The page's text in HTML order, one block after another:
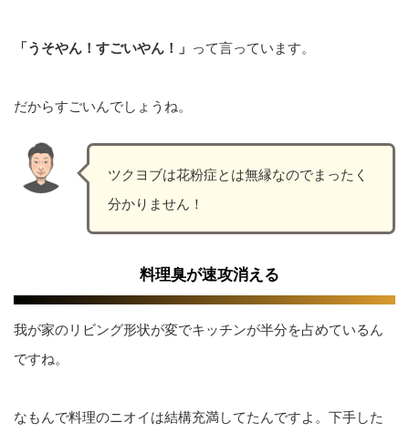
「うそやん！すごいやん！」 って言っています。
だからすごいんでしょうね。
ツクヨブは花粉症とは無縁なのでまったく
分かりません！
料理臭が速攻消える
我が家のリビング形状が変でキッチンが半分を占めているん
ですね。
なもんで料理のニオイは結構充満してたんですよ。下手した